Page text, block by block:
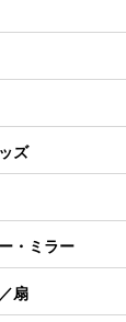
ズ
・ミラー
扇